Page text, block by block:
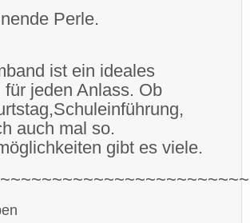
Perle.
ist ein ideales
für jeden Anlass. Ob
Schuleinführung,
auch mal so.
gibt es viele.